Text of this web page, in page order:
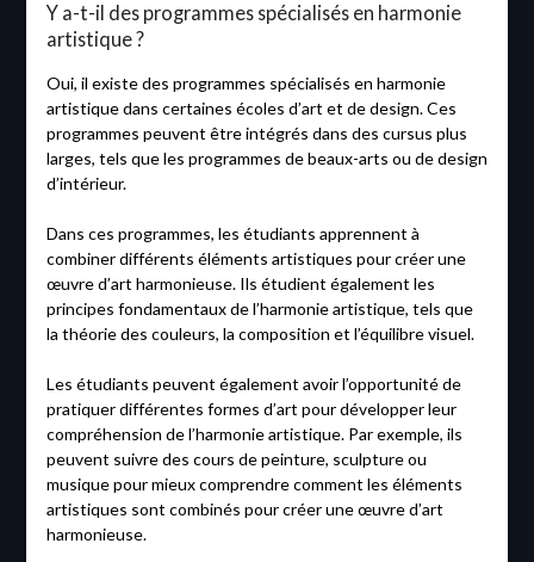
Y a-t-il des programmes spécialisés en harmonie
artistique ?
Oui, il existe des programmes spécialisés en harmonie
artistique dans certaines écoles d’art et de design. Ces
programmes peuvent être intégrés dans des cursus plus
larges, tels que les programmes de beaux-arts ou de design
d’intérieur.
Dans ces programmes, les étudiants apprennent à
combiner différents éléments artistiques pour créer une
œuvre d’art harmonieuse. Ils étudient également les
principes fondamentaux de l’harmonie artistique, tels que
la théorie des couleurs, la composition et l’équilibre visuel.
Les étudiants peuvent également avoir l’opportunité de
pratiquer différentes formes d’art pour développer leur
compréhension de l’harmonie artistique. Par exemple, ils
peuvent suivre des cours de peinture, sculpture ou
musique pour mieux comprendre comment les éléments
artistiques sont combinés pour créer une œuvre d’art
harmonieuse.